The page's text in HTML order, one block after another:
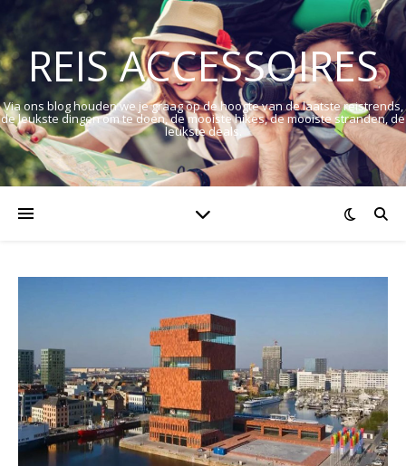
REIS ACCESSOIRES
Via ons blog houden we je graag op de hoogte van de laatste reistrends,
de leukste dingen om te doen, de mooiste hikes, de mooiste stranden, de
leukste deals.